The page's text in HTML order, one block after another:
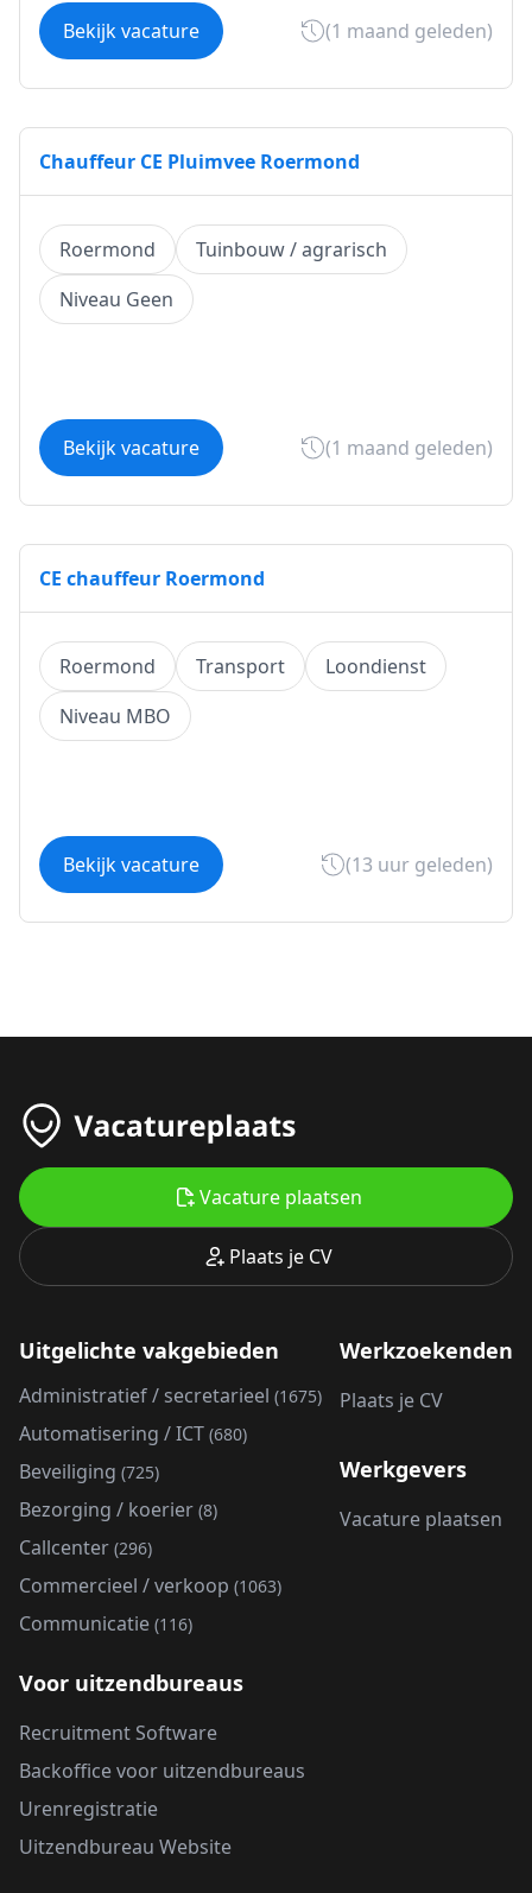
Bekijk vacature (1 maand geleden)
Chauffeur CE Pluimvee Roermond
Roermond
Tuinbouw / agrarisch
Niveau Geen
Bekijk vacature (1 maand geleden)
CE chauffeur Roermond
Roermond Transport
Loondienst
Niveau MBO
Bekijk vacature (13 uur geleden)
Plaats je CV
Vacature plaatsen
Uitgelichte vakgebieden
Administratief / secretarieel (1675)
Automatisering / ICT (680)
Beveiliging (725)
Bezorging / koerier (8)
Callcenter (296)
Commercieel / verkoop (1063)
Communicatie (116)
Werkzoekenden
Plaats je CV
Werkgevers
Vacature plaatsen
Voor uitzendbureaus
Recruitment Software
Backoffice voor uitzendbureaus
Urenregistratie
Uitzendbureau Website